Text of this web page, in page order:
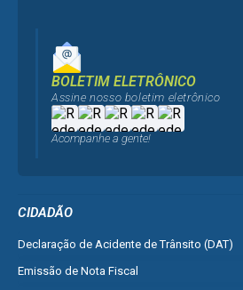
CIDADÃO
Declaração de Acidente de Trânsito (DAT)
Emissão de Nota Fiscal
BOLETIM ELETRÔNICO
Assine nosso boletim eletrônico
Acompanhe a gente!